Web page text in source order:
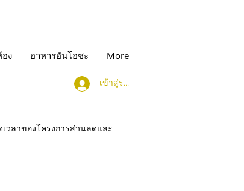
ง อาหารอันโอชะ More
เข้าสู่ระบบ
วลาของโครงการส่วนลดและ